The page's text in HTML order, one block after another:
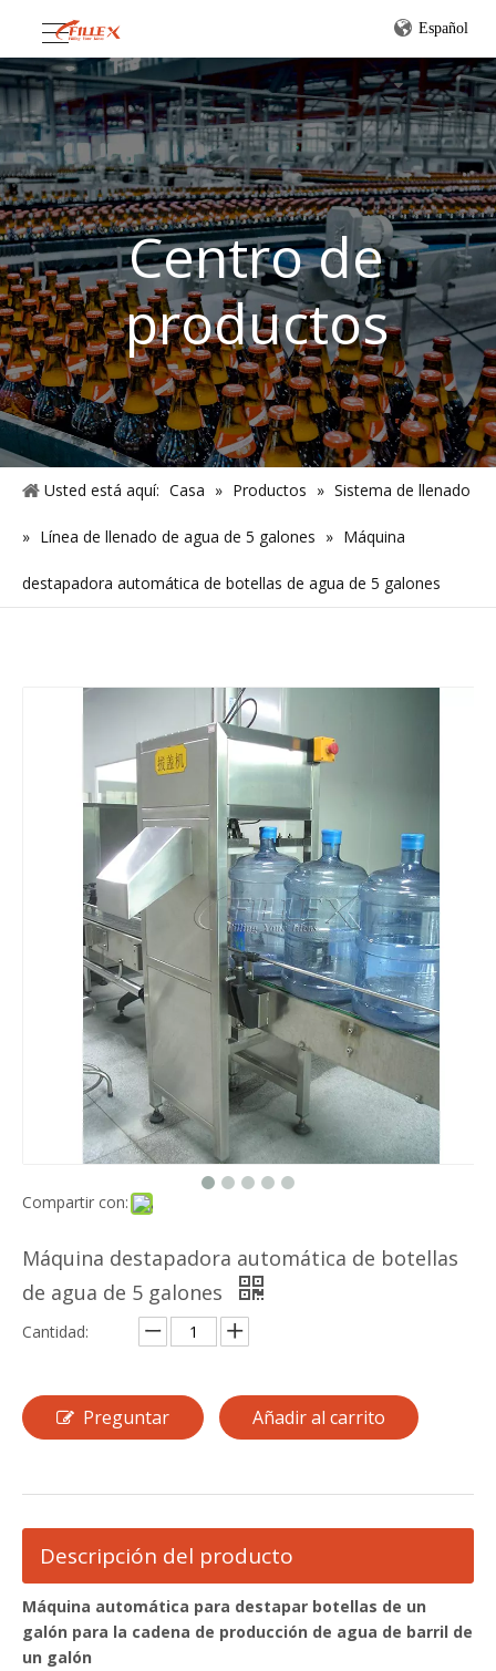
Español
Centro de
productos
Usted está aquí: Casa » Productos » Sistema de llenado
» Línea de llenado de agua de 5 galones » Máquina
destapadora automática de botellas de agua de 5 galones
Compartir con:
Máquina destapadora automática de botellas
de agua de 5 galones
Cantidad:
Preguntar Añadir al carrito
Descripción del producto
Máquina automática para destapar botellas de un
galón para la cadena de producción de agua de barril de
un galón